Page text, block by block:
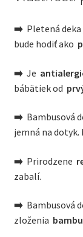
➡️ Pletená deka
bude hodiť ako
➡️ Je
bábätiek od
➡️ Bambusová
jemná na dotyk.
➡️ Prirodzene
zabalí.
➡️ Bambusová
zloženia